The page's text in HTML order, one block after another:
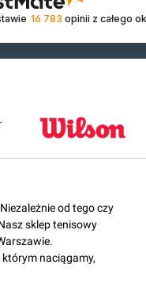
16 783 opinii z całego
od tego czy
sklep tenisowy
naciągamy,